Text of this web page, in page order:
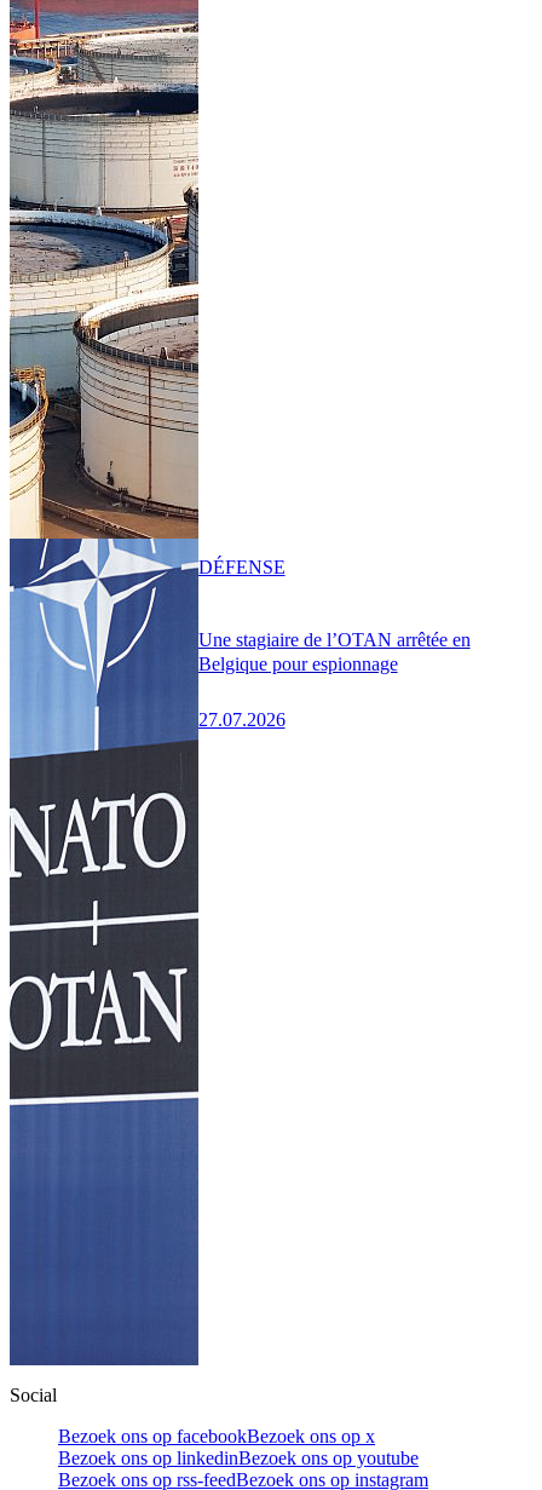
Une stagiaire de l’OTAN arrêtée en
Belgique pour espionnage
27.07.2026
DÉFENSE
Social
Bezoek ons op facebookBezoek ons op x
Bezoek ons op linkedinBezoek ons op youtube
Bezoek ons op rss-feedBezoek ons op instagram